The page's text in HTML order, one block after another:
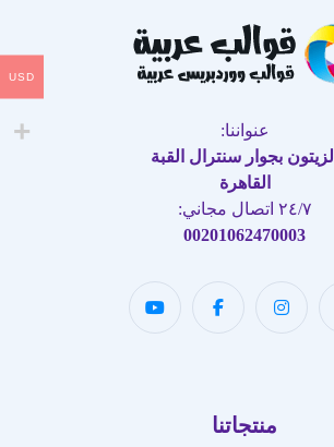
عنواننا:
الزيتون بجوار سنترال القبة
القاهرة
٢٤/٧ اتصال مجاني:
00201062470003
منتجاتنا
USD